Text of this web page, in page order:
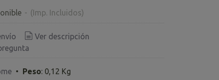
- (Imp. Incluidos)
Ver descripción
• Peso: 0,12 Kg